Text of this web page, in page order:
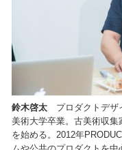
鈴木啓太プロダクトデザ
美術大学卒業。古美術収集
を始める。2012年
ムや公共のプロダクトを